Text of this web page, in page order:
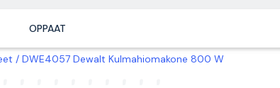
OPPAAT
DWE4057 Dewalt Kulmahiomakone 800 W